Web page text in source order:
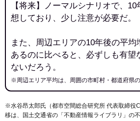
【将来】ノーマルシナリオで、10
想しており、少し注意が必要だ。
また、周辺エリアの10年後の平均
あるのに比べると、必ずしも有望
ないだろう。
※周辺エリア平均は、周囲の市町村・都道府県
※水谷昂太郎氏（都市空間総合研究所 代表取締役
移は、国土交通省の「 不動産情報ライブラリ 」の